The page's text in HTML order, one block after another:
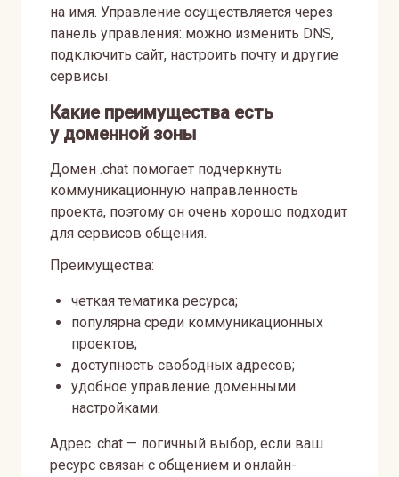
на имя. Управление осуществляется через
панель управления: можно изменить DNS,
подключить сайт, настроить почту и другие
сервисы.
Какие преимущества есть
у доменной зоны
Домен .chat помогает подчеркнуть
коммуникационную направленность
проекта, поэтому он очень хорошо подходит
для сервисов общения.
Преимущества:
четкая тематика ресурса;
популярна среди коммуникационных
проектов;
доступность свободных адресов;
удобное управление доменными
настройками.
Адрес .chat — логичный выбор, если ваш
ресурс связан с общением и онлайн-